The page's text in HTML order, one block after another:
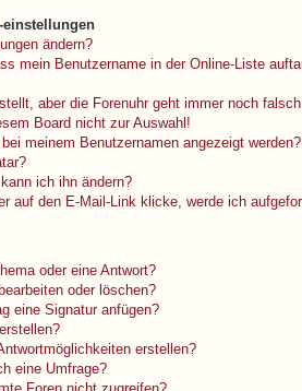
einstellungen
ändern?
mein Benutzername in der Online-Liste
aber die Forenuhr geht immer noch
Board nicht zur Auswahl!
meinem Benutzernamen angezeigt werden?
ich ihn ändern?
auf den E-Mail-Link klicke, werde ich
oder eine Antwort?
oder löschen?
eine Signatur anfügen?
erstellen?
eine Umfrage?